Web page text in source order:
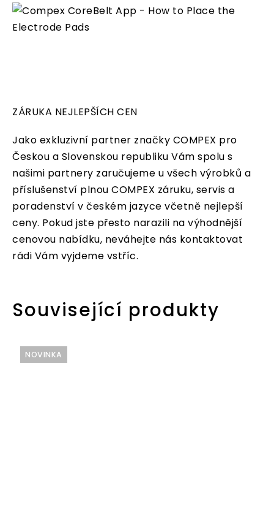
ZÁRUKA NEJLEPŠÍCH CEN
Jako exkluzivní partner značky COMPEX pro
Českou a Slovenskou republiku Vám spolu s
našimi partnery zaručujeme u všech výrobků a
příslušenství plnou COMPEX záruku, servis a
poradenství v českém jazyce včetně nejlepší
ceny. Pokud jste přesto narazili na výhodnější
cenovou nabídku, neváhejte nás kontaktovat
rádi Vám vyjdeme vstříc.
Související produkty
NOVINKA